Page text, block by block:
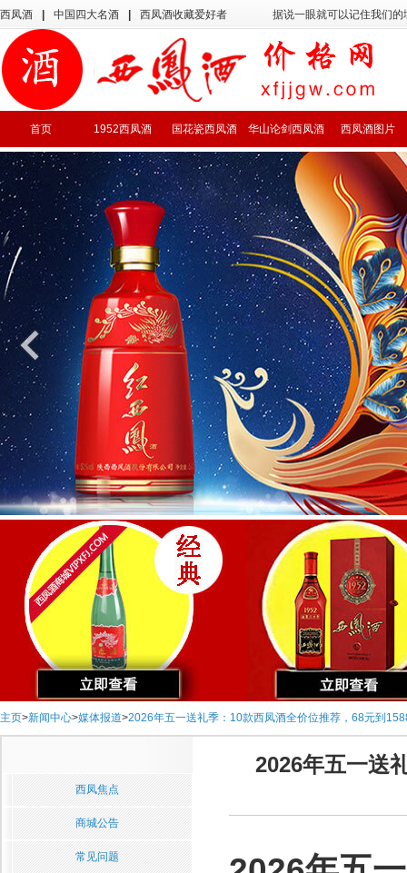
西凤酒 中国四大名酒 西凤酒收藏爱好者 据说一眼就可以记住我们
首页 1952西凤酒 国花瓷西凤酒 华山论剑西凤酒 西凤酒图片
主页>新闻中心>媒体报道>2026年五一送礼季：10款西凤酒全价位推荐，68元到
西凤焦点
商城公告
常见问题
2026年五一送